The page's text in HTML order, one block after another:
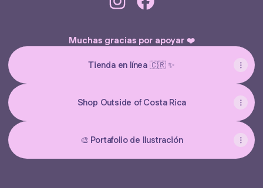
Muchas gracias por apoyar ❤️
Tienda en línea 🇨🇷 ✨
Shop Outside of Costa Rica
🎨 Portafolio de Ilustración